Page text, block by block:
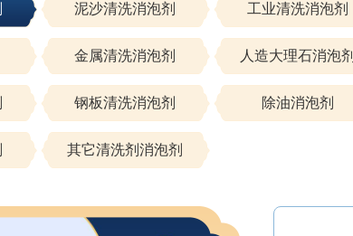
泥沙清洗消泡剂 工业清洗消泡剂
金属清洗消泡剂 人造大理石消泡剂
钢板清洗消泡剂 除油消泡剂
其它清洗剂消泡剂